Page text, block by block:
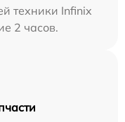
техники Infinix
2 часов.